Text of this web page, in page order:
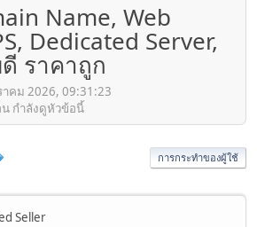
Name, Web
Dedicated Server,
ราคาถูก
าคม 2026, 09:31:23
น กำลังดูหัวข้อนี้
การกระทำของผู้ใช้
Seller